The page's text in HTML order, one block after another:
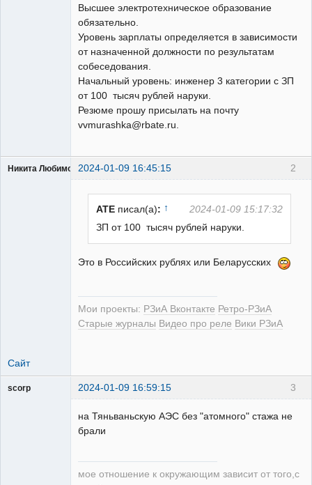
Высшее электротехническое образование
обязательно.
Уровень зарплаты определяется в зависимости
от назначенной должности по результатам
собеседования.
Начальный уровень: инженер 3 категории с ЗП
от 100 тысяч рублей наруки.
Резюме прошу присылать на почту
vvmurashka@rbate.ru.
2
Никита Любимов 2024-01-09 16:45:15
ATE писал(а): ↑
2024-01-09 15:17:32
ЗП от 100 тысяч рублей наруки.
Это в Российских рублях или Беларусских
Мои проекты: РЗиА Вконтакте Ретро-РЗиА
Старые журналы Видео про реле Вики РЗиА
Сайт
3
scorp 2024-01-09 16:59:15
на Тяньваньскую АЭС без "атомного" стажа не
брали
мое отношение к окружающим зависит от того,с